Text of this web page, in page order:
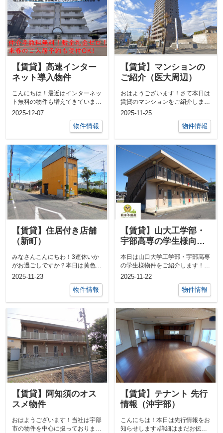
【賃貸】高速インター
ネット導入物件
こんにちは！最近はインターネッ
ト無料の物件も増えてきていま
す。リモートワークをされる方も
2025-12-07
物件情報
【賃貸】マンションの
ご紹介（医大周辺）
おはようございます！さて本日は
賃貸のマンションをご紹介しま
す。例年、山口大学附属病院付近
2025-11-25
物件情報
【賃貸】住居付き店舗
（新町）
みなさんこんにちわ！3連休いか
がお過ごしですか？本日は黄色が
目印の店舗をご紹介させていただ
2025-11-23
物件情報
【賃貸】山大工学部・
宇部高専の学生様向け
本日は山口大学工学部・宇部高専
の学生様物件をご紹介します！既
にご予約されている学生様も多い
2025-11-22
物件情報
【賃貸】阿知須のオス
スメ物件
おはようございます！当社は宇部
市の物件を中心に扱っております
【賃貸】テナント 先行
情報（沖宇部）
こんにちは！本日は先行情報をお
知らせします♪詳細はまだお伝え